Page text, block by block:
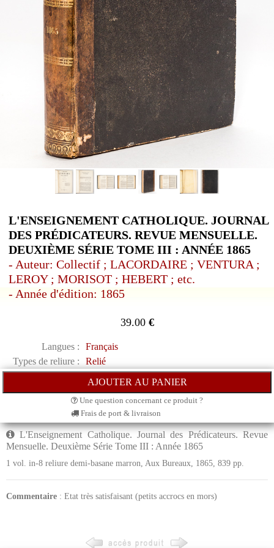
L'ENSEIGNEMENT CATHOLIQUE. JOURNAL
DES PRÉDICATEURS. REVUE MENSUELLE.
DEUXIÈME SÉRIE TOME III : ANNÉE 1865
- Auteur: Collectif ; LACORDAIRE ; VENTURA ;
LEROY ; MORISOT ; HEBERT ; etc.
- Année d'édition: 1865
39.00€
Langues :
Français
Types de reliure :
Relié
Une question concernant ce produit ?
Frais de port & livraison
L'Enseignement Catholique. Journal des Prédicateurs. Revue
Mensuelle. Deuxième Série Tome III : Année 1865
1 vol. in-8 reliure demi-basane marron, Aux Bureaux, 1865, 839 pp.
Commentaire : Etat très satisfaisant (petits accrocs en mors)